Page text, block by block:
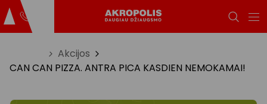
Akcijos
CAN CAN PIZZA. ANTRA PICA KASDIEN NEMOKAMAI!